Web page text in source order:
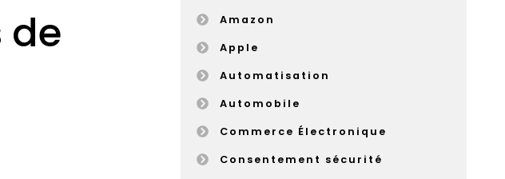
de
Amazon
Apple
Automatisation
Automobile
Commerce Électronique
Consentement sécurité